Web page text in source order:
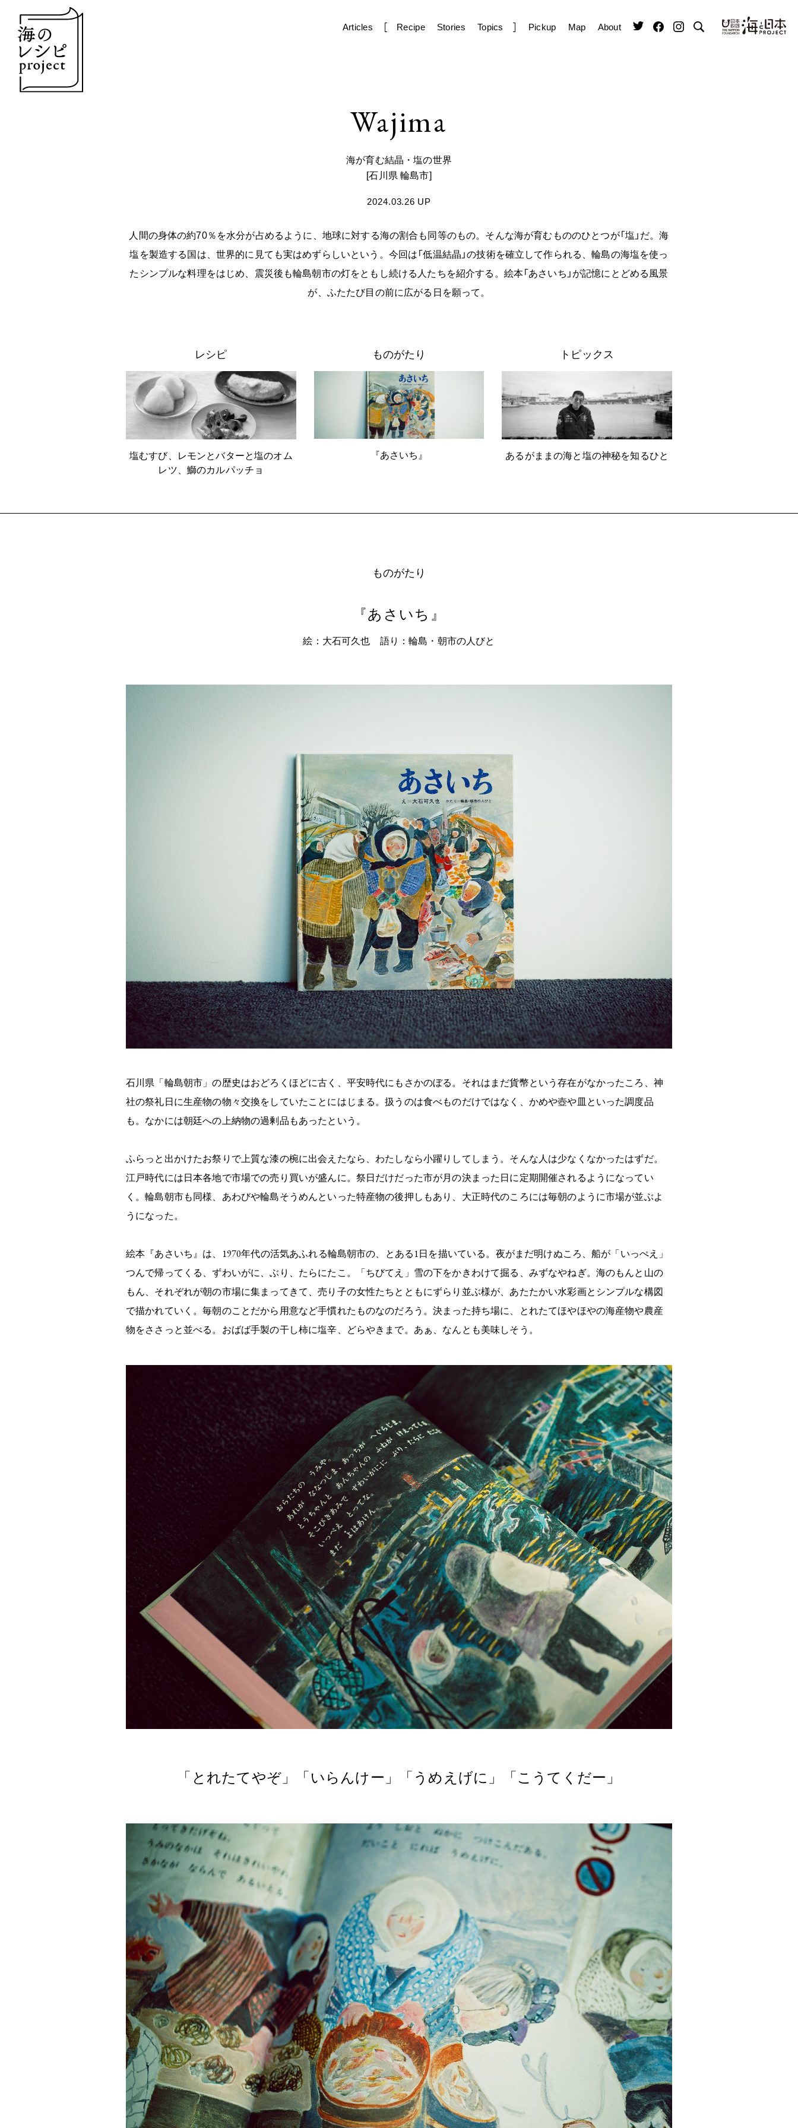
Articles Recipe Stories Topics Pickup Map About
Wajima
海が育む結晶・塩の世界
[石川県 輪島市]
2024.03.26 UP
人間の身体の約70％を水分が占めるように、地球に対する海の割合も同等のもの。そんな海が育むもののひとつが「塩」だ。海
塩を製造する国は、世界的に見ても実はめずらしいという。今回は「低温結晶」の技術を確立して作られる、輪島の海塩を使っ
たシンプルな料理をはじめ、震災後も輪島朝市の灯をともし続ける人たちを紹介する。絵本「あさいち」が記憶にとどめる風景
が、ふたたび目の前に広がる日を願って。
レシピ
塩むすび、レモンとバターと塩のオム
レツ、鰤のカルパッチョ
ものがたり
『あさいち』
トピックス
あるがままの海と塩の神秘を知るひと
ものがたり
『あさいち』
絵：大石可久也 語り：輪島・朝市の人びと
石川県「輪島朝市」の歴史はおどろくほどに古く、平安時代にもさかのぼる。それはまだ貨幣という存在がなかったころ、神
社の祭礼日に生産物の物々交換をしていたことにはじまる。扱うのは食べものだけではなく、かめや壺や皿といった調度品
も。なかには朝廷への上納物の過剰品もあったという。
ふらっと出かけたお祭りで上質な漆の椀に出会えたなら、わたしなら小躍りしてしまう。そんな人は少なくなかったはずだ。
江戸時代には日本各地で市場での売り買いが盛んに。祭日だけだった市が月の決まった日に定期開催されるようになってい
く。輪島朝市も同様、あわびや輪島そうめんといった特産物の後押しもあり、大正時代のころには毎朝のように市場が並ぶよ
うになった。
絵本『あさいち』は、1970年代の活気あふれる輪島朝市の、とある1日を描いている。夜がまだ明けぬころ、船が「いっぺえ」
つんで帰ってくる、ずわいがに、ぶり、たらにたこ。「ちびてえ」雪の下をかきわけて掘る、みずなやねぎ。海のもんと山の
もん、それぞれが朝の市場に集まってきて、売り子の女性たちとともにずらり並ぶ様が、あたたかい水彩画とシンプルな構図
で描かれていく。毎朝のことだから用意など手慣れたものなのだろう。決まった持ち場に、とれたてほやほやの海産物や農産
物をささっと並べる。おばば手製の干し柿に塩辛、どらやきまで。あぁ、なんとも美味しそう。
「とれたてやぞ」「いらんけー」「うめえげに」「こうてくだー」